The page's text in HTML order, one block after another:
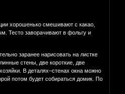
хорошенько смешивают с какао,
Тесто заворачивают в фольгу и
заранее нарисовать на листке
стены, две короткие, две
В деталях–стенах окна можно
потом будет собираться домик. По